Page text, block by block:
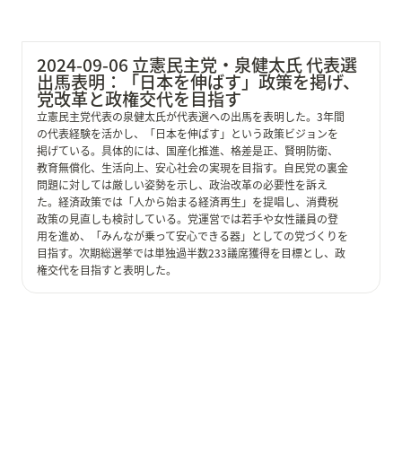
2024-09-06 立憲民主党・泉健太氏 代表選
出馬表明：「日本を伸ばす」政策を掲げ、
党改革と政権交代を目指す
立憲民主党代表の泉健太氏が代表選への出馬を表明した。3年間
の代表経験を活かし、「日本を伸ばす」という政策ビジョンを
掲げている。具体的には、国産化推進、格差是正、賢明防衛、
教育無償化、生活向上、安心社会の実現を目指す。自民党の裏金
問題に対しては厳しい姿勢を示し、政治改革の必要性を訴え
た。経済政策では「人から始まる経済再生」を提唱し、消費税
政策の見直しも検討している。党運営では若手や女性議員の登
用を進め、「みんなが乗って安心できる器」としての党づくりを
目指す。次期総選挙では単独過半数233議席獲得を目標とし、政
権交代を目指すと表明した。